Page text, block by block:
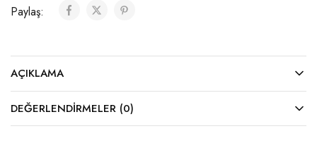
Paylaş:
AÇIKLAMA
DEĞERLENDIRMELER (0)